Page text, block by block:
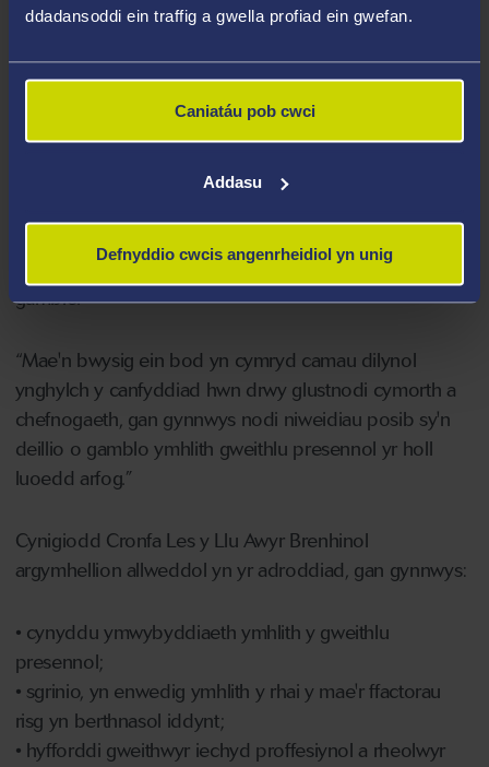
ddadansoddi ein traffig a gwella profiad ein gwefan.
Caniatáu pob cwci
Addasu
Defnyddio cwcis angenrheidiol yn unig
Mae'r ffactorau risg sy'n gysylltiedig â phroblemau
gamblo yn y Llu Awyr Brenhinol yn cynnwys bod yn
Meddai'r Athro Simon Dymond, prif ymchwilydd yr
astudiaeth sydd hefyd yn aelod o'r Ysgol Seicoleg:
Llu Awyr Brenhinol yn agored i niwed sy'n gysylltiedig â
gamblo.
“Mae'n bwysig ein bod yn cymryd camau dilynol
ynghylch y canfyddiad hwn drwy glustnodi cymorth a
chefnogaeth, gan gynnwys nodi niweidiau posib sy'n
deillio o gamblo ymhlith gweithlu presennol yr holl
luoedd arfog.”
Cynigiodd Cronfa Les y Llu Awyr Brenhinol
argymhellion allweddol yn yr adroddiad, gan gynnwys:
• cynyddu ymwybyddiaeth ymhlith y gweithlu
presennol;
• sgrinio, yn enwedig ymhlith y rhai y mae'r ffactorau
risg yn berthnasol iddynt;
• hyfforddi gweithwyr iechyd proffesiynol a rheolwyr